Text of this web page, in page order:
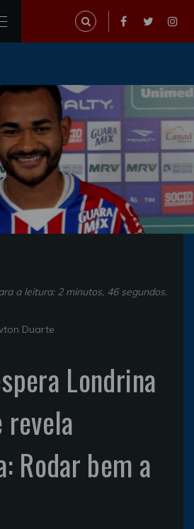
a leitura: 2 minutos, 46 segundos.
Duarte
Londrina
revela
Rodar bem a